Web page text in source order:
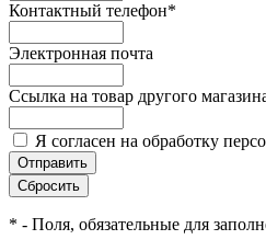
Контактный телефон*
Электронная почта
Ссылка на товар другого
Я согласен на обработку
* - Поля, обязательные для